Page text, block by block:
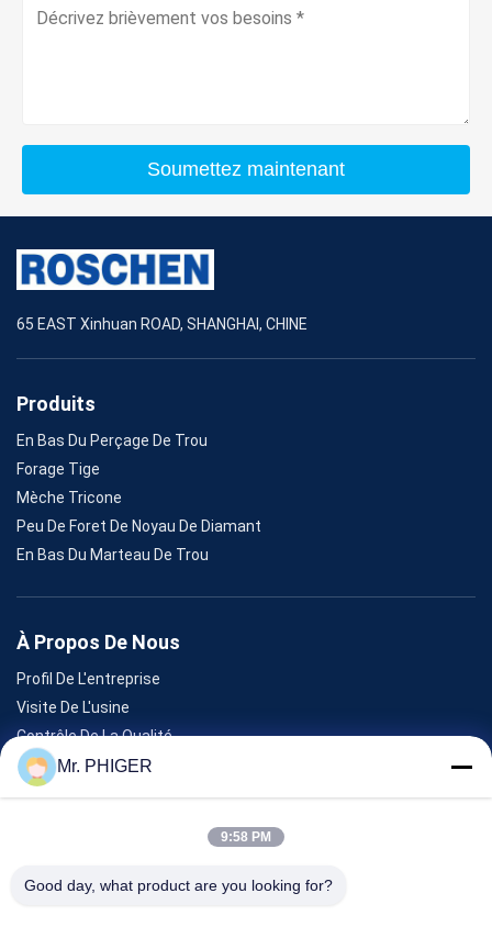
Soumettez maintenant
65 EAST Xinhuan ROAD, SHANGHAI, CHINE
Produits
En Bas Du Perçage De Trou
Forage Tige
Mèche Tricone
Peu De Foret De Noyau De Diamant
En Bas Du Marteau De Trou
À Propos De Nous
Profil De L'entreprise
Visite De L'usine
Contrôle De La Qualité
Plan Du Site
Événements
Mr. PHIGER
9:58 PM
Good day, what product are you looking for?